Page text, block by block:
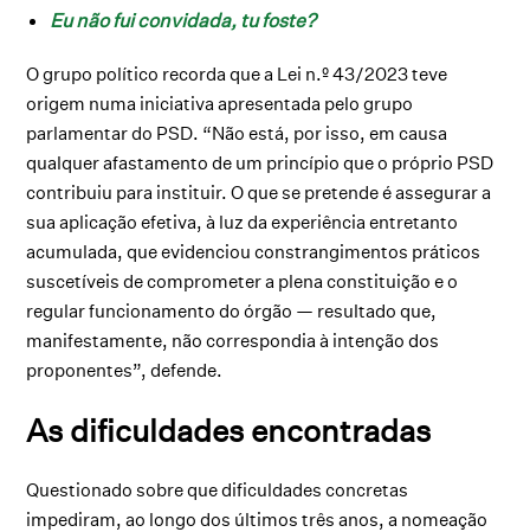
Eu não fui convidada, tu foste?
O grupo político recorda que a Lei n.º 43/2023 teve
origem numa iniciativa apresentada pelo grupo
parlamentar do PSD. “Não está, por isso, em causa
qualquer afastamento de um princípio que o próprio PSD
contribuiu para instituir. O que se pretende é assegurar a
sua aplicação efetiva, à luz da experiência entretanto
acumulada, que evidenciou constrangimentos práticos
suscetíveis de comprometer a plena constituição e o
regular funcionamento do órgão — resultado que,
manifestamente, não correspondia à intenção dos
proponentes”, defende.
As dificuldades encontradas
Questionado sobre que dificuldades concretas
impediram, ao longo dos últimos três anos, a nomeação